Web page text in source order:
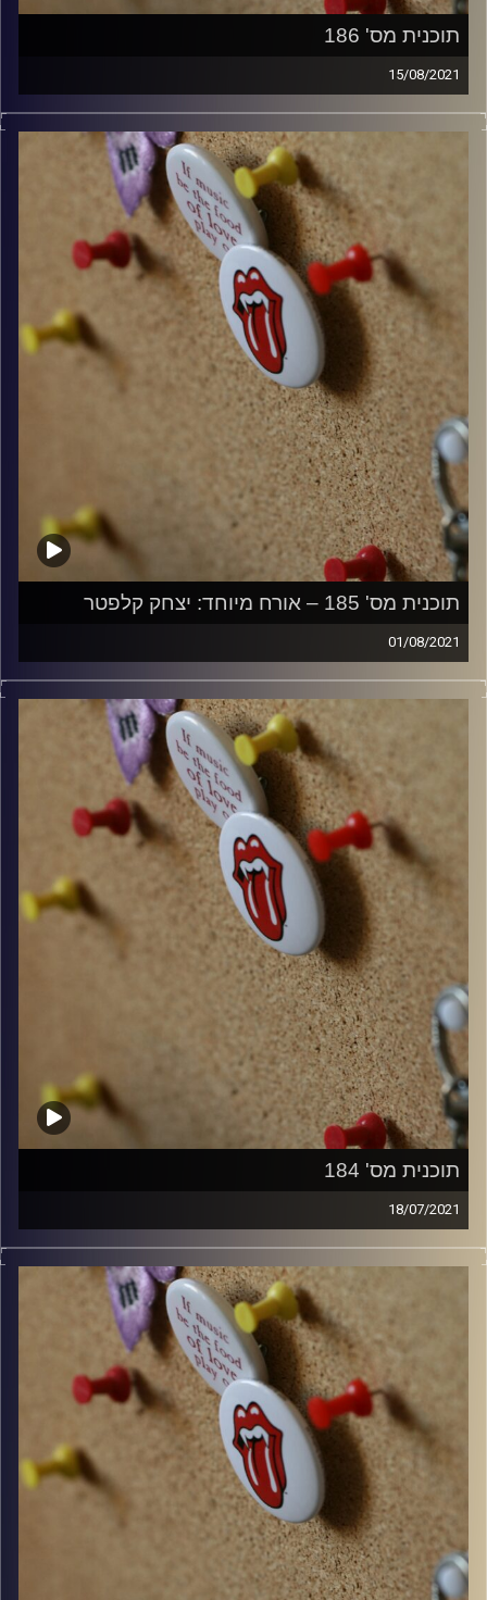
תוכנית מס' 186
15/08/2021
קלאסיקות רוק עם אורן הוף.
włodi
תוכנית מס' 185 – אורח מיוחד: יצחק קלפטר
01/08/2021
קלאסיקות רוק עם אורן הוף.
włodi
תוכנית מס' 184
18/07/2021
קלאסיקות רוק עם אורן הוף.
włodi